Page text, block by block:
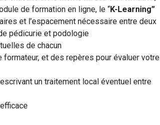
de formation en ligne, le “K-Learning”
et l’espacement nécessaire entre deux
pédicurie et podologie
de chacun
et des repères pour évaluer votre
un traitement local éventuel entre